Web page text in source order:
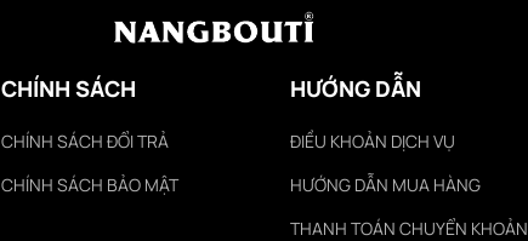
CHÍNH SÁCH
CHÍNH SÁCH ĐỔI TRẢ
CHÍNH SÁCH BẢO MẬT
HƯỚNG DẪN
ĐIỀU KHOẢN DỊCH VỤ
HƯỚNG DẪN MUA HÀNG
THANH TOÁN CHUYỂN KHOẢN